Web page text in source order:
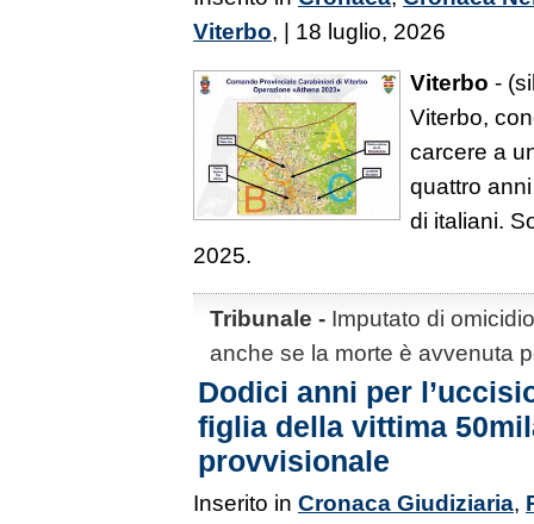
Viterbo, | 18 luglio, 2026
Viterbo -
Viterbo,
carcere a
quattro
di italiani.
2025.
Tribunale - Imputato di
anche se la morte è avvenuta
Dodici anni per
figlia della vittima
provvisionale
Inserito in Cronaca Giudiziaria,